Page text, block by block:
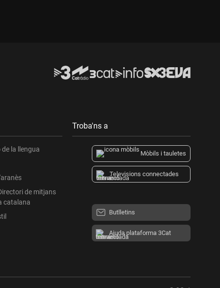
la llengua
de mitjans
catalana
Troba'ns a
Mòbils i tauletes
Televisions connectades
Butlletins
Ajuda plataforma 3Cat